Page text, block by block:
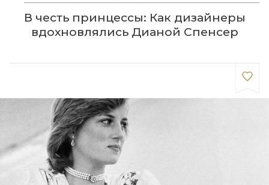
В честь принцессы: Как дизайнеры
вдохновлялись Дианой Спенсер